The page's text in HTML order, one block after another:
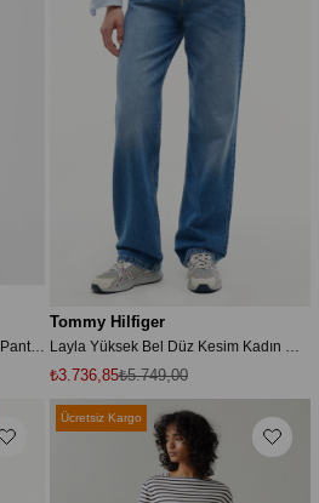
Ribcage Full Length Kadın Jean Pantolon - Dance Around
Tommy Hilfiger
Layla Yüksek Bel Düz Kesim Kadın Mavi Jean BJ0133
₺3.736,85₺5.749,00
Ücretsiz Kargo